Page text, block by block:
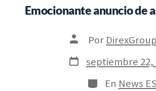
Emocionante anuncio de
Autor
la
entrada
Por DirexGroup
Fecha
de
publicación
septiembre 22,
Categorías
En News ES